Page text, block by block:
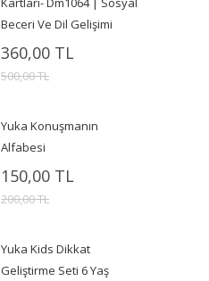
Beceri Ve Dil Gelişimi
360,00 TL
500,00 TL
Yuka Konuşmanın
Alfabesi
150,00 TL
200,00 TL
Yuka Kids Dikkat
Geliştirme Seti 6 Yaş